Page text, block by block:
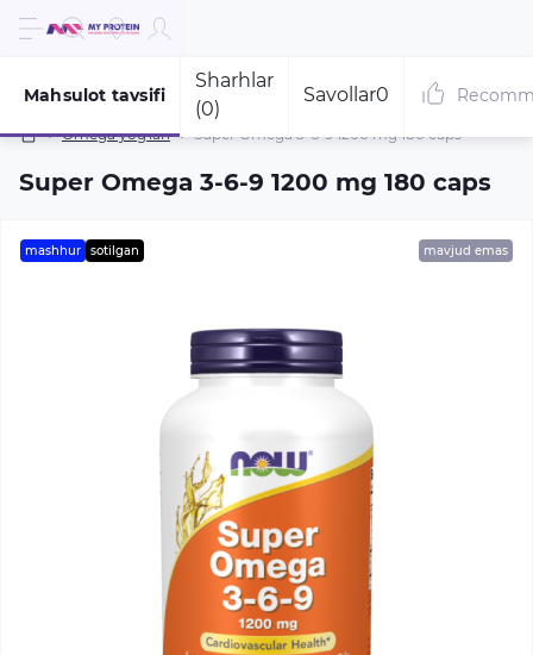
Omega yog'lari Super Omega 3-6-9 1200 mg 180 caps
Super Omega 3-6-9 1200 mg 180 caps
Mahsulot tavsifi
Sharhlar
(0)
Savollar0
mashhur sotilgan mavjud emas